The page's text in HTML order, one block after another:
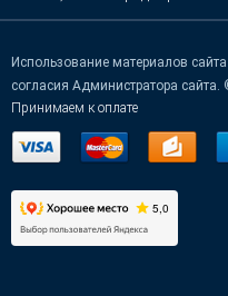
Использование материалов
согласия Администратора
Принимаем к оплате